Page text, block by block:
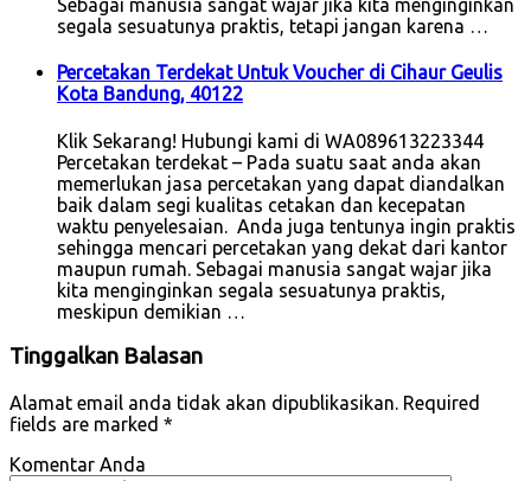
Sebagai manusia sangat wajar jika kita menginginkan
segala sesuatunya praktis, tetapi jangan karena …
Percetakan Terdekat Untuk Voucher di Cihaur Geulis
Kota Bandung, 40122
Klik Sekarang! Hubungi kami di WA089613223344
Percetakan terdekat – Pada suatu saat anda akan
memerlukan jasa percetakan yang dapat diandalkan
baik dalam segi kualitas cetakan dan kecepatan
waktu penyelesaian. Anda juga tentunya ingin praktis
sehingga mencari percetakan yang dekat dari kantor
maupun rumah. Sebagai manusia sangat wajar jika
kita menginginkan segala sesuatunya praktis,
meskipun demikian …
Tinggalkan Balasan
Alamat email anda tidak akan dipublikasikan. Required
fields are marked *
Komentar Anda